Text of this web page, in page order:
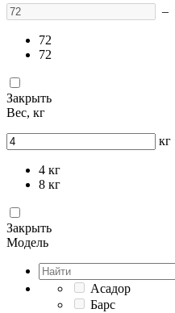
–
72
72
Закрыть
Вес, кг
кг
4 кг
8 кг
Закрыть
Модель
Асадор
Барс